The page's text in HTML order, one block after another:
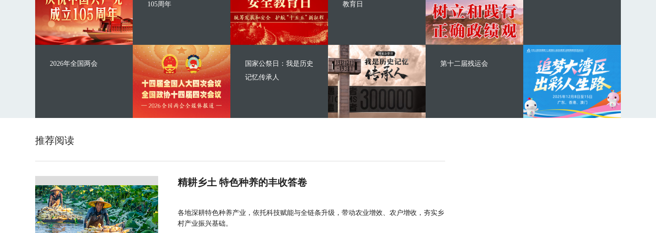
105周年
2026年全国两会
教育日
国家公祭日：我是历史
记忆传承人
第十二届残运会
推荐阅读
精耕乡土 特色种养的丰收答卷
各地深耕特色种养产业，依托科技赋能与全链条升级，带动农业增效、农户增收，夯实乡
村产业振兴基础。